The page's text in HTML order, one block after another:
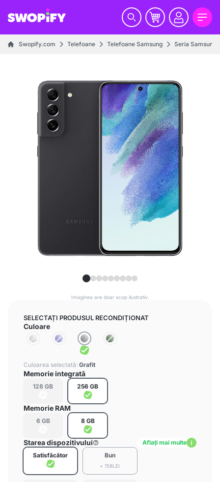
Swopify.com Telefoane Telefoane Samsung Seria Samsung
Imaginea are doar scop ilustrativ.
SELECTAȚI PRODUSUL RECONDIȚIONAT
Culoare
Culoarea selectată: Grafit
Memorie integrată
128 GB 256 GB
Memorie RAM
6 GB 8 GB
Starea dispozitivului
Aflați mai multe
Satisfăcător
Bun
+ 158LEI